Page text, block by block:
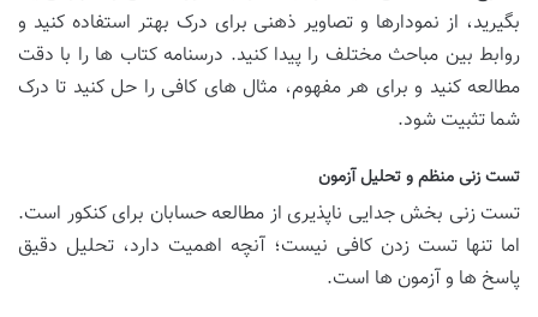
بگیرید، از نمودارها و تصاویر ذهنی برای درک بهتر استفاده کنید و
روابط بین مباحث مختلف را پیدا کنید. درسنامه کتاب ها را با دقت
مطالعه کنید و برای هر مفهوم، مثال های کافی را حل کنید تا درک
شما تثبیت شود.
تست زنی منظم و تحلیل آزمون
تست زنی بخش جدایی ناپذیری از مطالعه حسابان برای کنکور است.
اما تنها تست زدن کافی نیست؛ آنچه اهمیت دارد، تحلیل دقیق
پاسخ ها و آزمون ها است.